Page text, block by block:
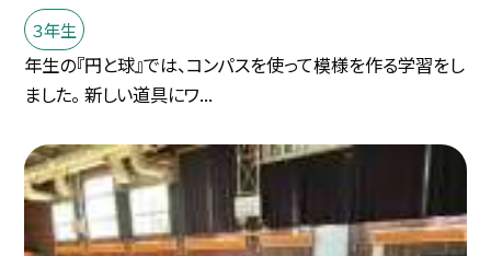
３年生
年生の『円と球』では、コンパスを使って模様を作る学習をし
ました。 新しい道具にワ...